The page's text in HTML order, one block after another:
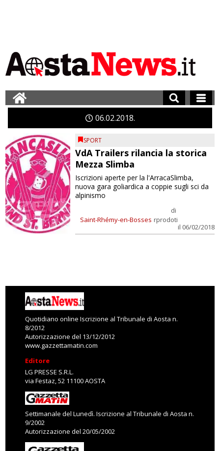
0602 2018
SPORT
VdA Trailers rilancia la storica
Mezza Slimba
Saint-Rhémy-en-Bosses
di
rprodoti
il 06/02/2018
Iscrizioni aperte per la l'ArracaSlimba,
nuova gara goliardica a coppie sugli sci da
alpinismo
Quotidiano online Iscrizione al Tribunale di Aosta n.
8/2012
Autorizzazione del 13/12/2012
www.gazzettamatin.com
Editore
LG PRESSE S.R.L.
via Festaz, 52 11100 AOSTA
Settimanale del Lunedì. Iscrizione al Tribunale di Aosta n.
9/2002
Autorizzazione del 20/05/2002